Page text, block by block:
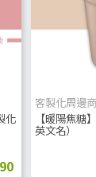
化
客製化周邊
【暖陽焦糖
英文名）